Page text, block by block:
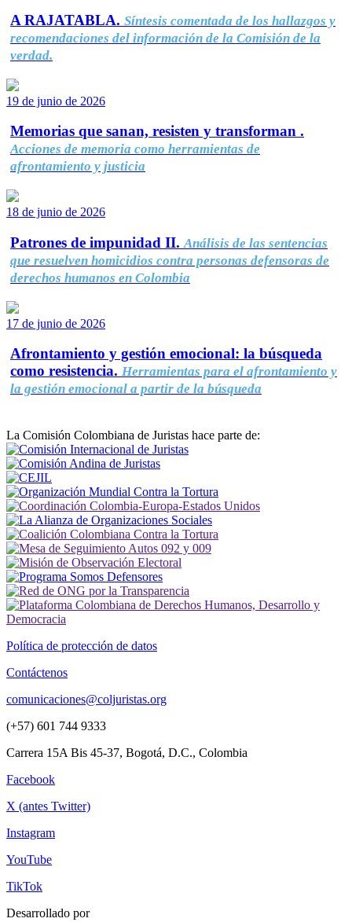
A RAJATABLA. Síntesis comentada de los hallazgos y
recomendaciones del información de la Comisión de la
verdad.
19 de junio de 2026
Memorias que sanan, resisten y transforman .
Acciones de memoria como herramientas de
afrontamiento y justicia
18 de junio de 2026
Patrones de impunidad II. Análisis de las sentencias
que resuelven homicidios contra personas defensoras de
derechos humanos en Colombia
17 de junio de 2026
Afrontamiento y gestión emocional: la búsqueda
como resistencia. Herramientas para el afrontamiento y
la gestión emocional a partir de la búsqueda
La Comisión Colombiana de Juristas hace parte de:
Política de protección de datos
Contáctenos
comunicaciones@coljuristas.org
(+57) 601 744 9333
Carrera 15A Bis 45-37, Bogotá, D.C., Colombia
Facebook
X (antes Twitter)
Instagram
YouTube
TikTok
Desarrollado por